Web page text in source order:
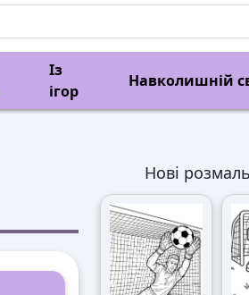
Із
ігор
Навколишній
Нові